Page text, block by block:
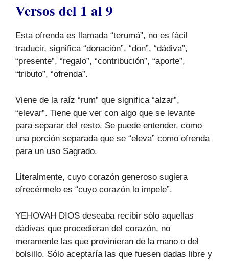
Versos del 1 al 9
Esta ofrenda es llamada “terumá”, no es fácil
traducir, significa “donación”, “don”, “dádiva”,
“presente”, “regalo”, “contribución”, “aporte”,
“tributo”, “ofrenda”.
Viene de la raíz “rum” que significa “alzar”,
“elevar”. Tiene que ver con algo que se levante
para separar del resto. Se puede entender, como
una porción separada que se “eleva” como ofrenda
para un uso Sagrado.
Literalmente, cuyo corazón generoso sugiera
ofrecérmelo es “cuyo corazón lo impele”.
YEHOVAH DIOS deseaba recibir sólo aquellas
dádivas que procedieran del corazón, no
meramente las que provinieran de la mano o del
bolsillo. Sólo aceptaría las que fuesen dadas libre y